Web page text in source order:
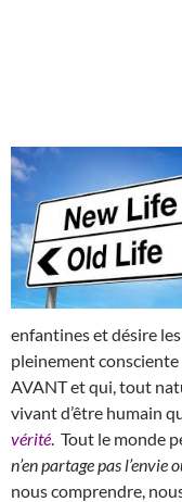
enfantines et désire
pleinement consciente
AVANT et qui, tout
vivant d’être humain
vérité . Tout le monde
n’en partage pas l’envie
nous comprendre,